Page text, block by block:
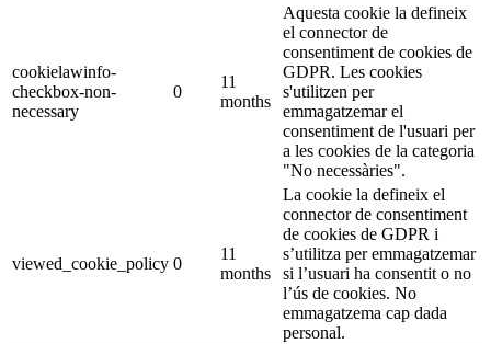
cookielawinfo-
checkbox-non-
necessary
0
11
months
Aquesta cookie la defineix
el connector de
consentiment de cookies de
GDPR. Les cookies
s'utilitzen per
emmagatzemar el
consentiment de l'usuari per
a les cookies de la categoria
"No necessàries".
viewed_cookie_policy 0
11
months
La cookie la defineix el
connector de consentiment
de cookies de GDPR i
s’utilitza per emmagatzemar
si l’usuari ha consentit o no
l’ús de cookies. No
emmagatzema cap dada
personal.